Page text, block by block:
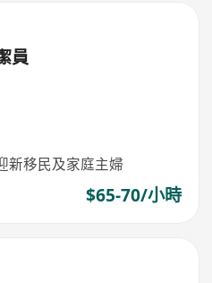
員
新移民及家庭主婦
$65-70/小時